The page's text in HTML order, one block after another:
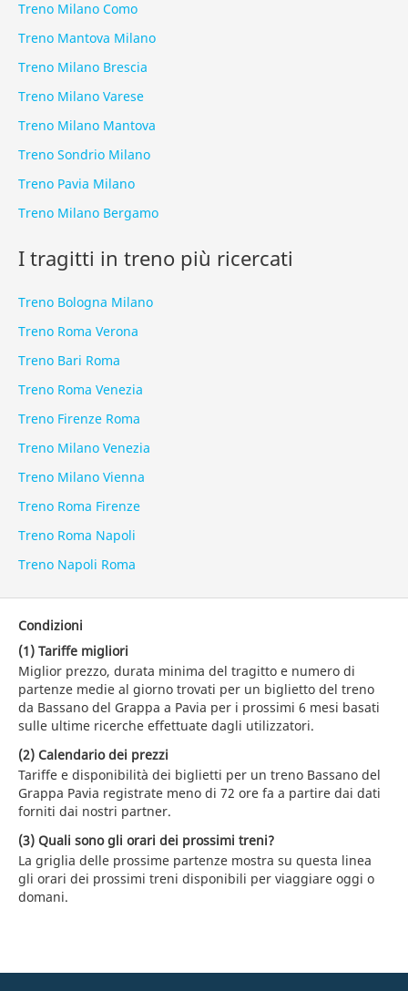
Treno Milano Como
Treno Mantova Milano
Treno Milano Brescia
Treno Milano Varese
Treno Milano Mantova
Treno Sondrio Milano
Treno Pavia Milano
Treno Milano Bergamo
I tragitti in treno più ricercati
Treno Bologna Milano
Treno Roma Verona
Treno Bari Roma
Treno Roma Venezia
Treno Firenze Roma
Treno Milano Venezia
Treno Milano Vienna
Treno Roma Firenze
Treno Roma Napoli
Treno Napoli Roma
Condizioni
(1) Tariffe migliori
Miglior prezzo, durata minima del tragitto e numero di
partenze medie al giorno trovati per un biglietto del treno
da Bassano del Grappa a Pavia per i prossimi 6 mesi basati
sulle ultime ricerche effettuate dagli utilizzatori.
(2) Calendario dei prezzi
Tariffe e disponibilità dei biglietti per un treno Bassano del
Grappa Pavia registrate meno di 72 ore fa a partire dai dati
forniti dai nostri partner.
(3) Quali sono gli orari dei prossimi treni?
La griglia delle prossime partenze mostra su questa linea
gli orari dei prossimi treni disponibili per viaggiare oggi o
domani.